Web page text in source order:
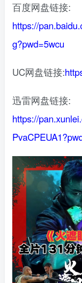
百度网盘链接:
https://
g?pwd=5wcu
UC网盘链接:
迅雷网盘链接:
https://